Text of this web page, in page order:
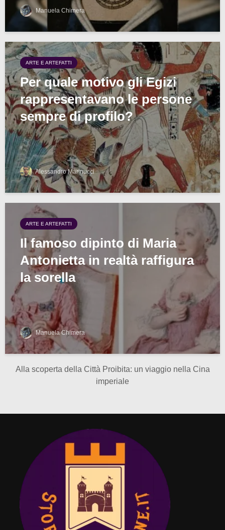
Manuela Chimera
ARTE E ARTEFATTI
Per quale motivo gli Egizi
rappresentavano le persone
sempre di profilo?
Alessandro Marinucci
ARTE E ARTEFATTI
Il famoso dipinto di Maria
Antonietta in realtà raffigura
la sorella
Manuela Chimera
Alla scoperta della Città Proibita: un viaggio nella Cina
imperiale